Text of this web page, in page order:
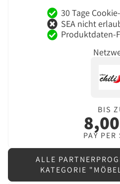
30 Tage
SEA nicht
Produktdaten-
BIS
PAY PER
ALLE
KATEGORIE